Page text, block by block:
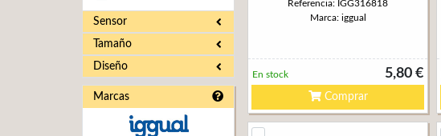
Sensor
Tamaño
Diseño
Marcas
Referencia: IGG316818
Marca: iggual
5,80 €
En stock
Comprar